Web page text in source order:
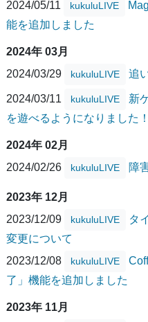
2024/05/11 kukuluLIVE
能を追加しました
2024年 03月
2024/03/29
kukuluLIVE 追
2024/03/11 kukuluLIVE
新
を遊べるようになりました！
2024年 02月
2024/02/26
kukuluLIVE 障
2023年 12月
2023/12/09
kukuluLIVE
タ
変更について
2023/12/08
kukuluLIVE
了」機能を追加しました
2023年 11月